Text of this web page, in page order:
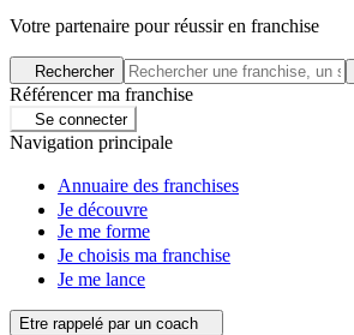
Votre partenaire pour réussir en franchise
Rechercher
Référencer ma franchise
Se connecter
Navigation principale
Annuaire des franchises
Je découvre
Je me forme
Je choisis ma franchise
Je me lance
Etre rappelé par un coach